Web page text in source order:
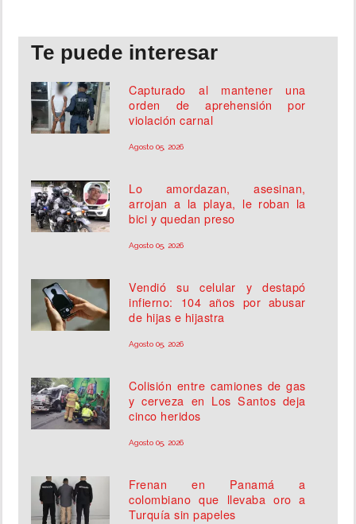
Te puede interesar
Capturado al mantener una
orden de aprehensión por
violación carnal
Agosto 05, 2026
Lo amordazan, asesinan,
arrojan a la playa, le roban la
bici y quedan preso
Agosto 05, 2026
Vendió su celular y destapó
infierno: 104 años por abusar
de hijas e hijastra
Agosto 05, 2026
Colisión entre camiones de gas
y cerveza en Los Santos deja
cinco heridos
Agosto 05, 2026
Frenan en Panamá a
colombiano que llevaba oro a
Turquía sin papeles